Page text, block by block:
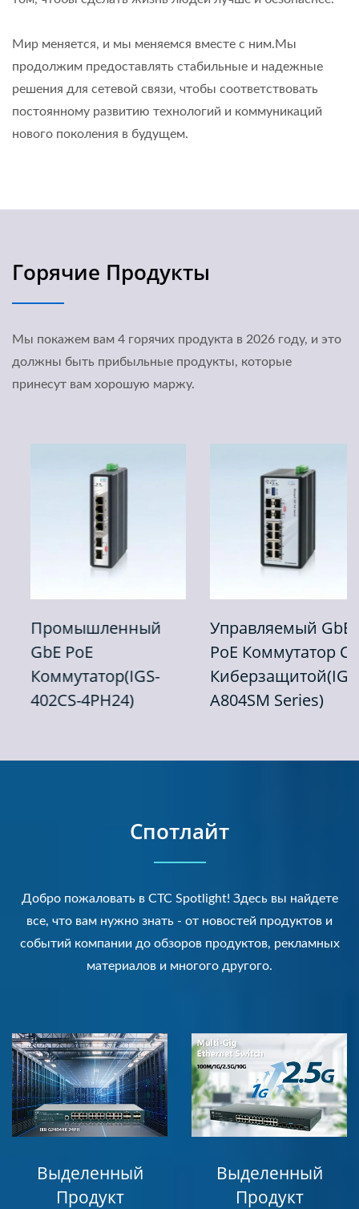
Мир меняется, и мы меняемся вместе с ним.Мы
продолжим предоставлять стабильные и надежные
решения для сетевой связи, чтобы соответствовать
постоянному развитию технологий и коммуникаций
нового поколения в будущем.
Горячие Продукты
Мы покажем вам 4 горячих продукта в 2026 году, и это
должны быть прибыльные продукты, которые
принесут вам хорошую маржу.
Промышленный
GbE PoE
Коммутатор(IGS-
402CS-4PH24)
Управляемый GbE
PoE Коммутатор С
Киберзащитой(IGR-
A804SM Series)
Спотлайт
Добро пожаловать в CTC Spotlight! Здесь вы найдете
все, что вам нужно знать - от новостей продуктов и
событий компании до обзоров продуктов, рекламных
материалов и многого другого.
Выделенный
Продукт
Выделенный
Продукт